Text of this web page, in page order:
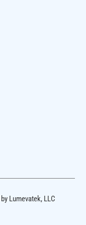
Lumevatek, LLC